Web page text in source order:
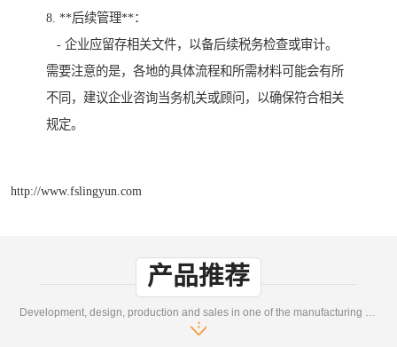
8. **后续管理**：
- 企业应留存相关文件，以备后续税务检查或审计。
需要注意的是，各地的具体流程和所需材料可能会有所
不同，建议企业咨询当务机关或顾问，以确保符合相关
规定。
http://www.fslingyun.com
产品推荐